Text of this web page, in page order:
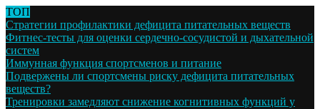
ТОП
Стратегии профилактики дефицита питательных веществ
Фитнес-тесты для оценки сердечно-сосудистой и дыхательной
систем
Иммунная функция спортсменов и питание
Подвержены ли спортсмены риску дефицита питательных
веществ?
Тренировки замедляют снижение когнитивных функций у